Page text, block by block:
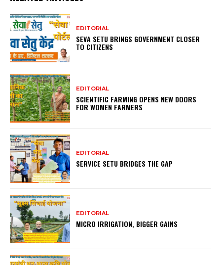
EDITORIAL
SEVA SETU BRINGS GOVERNMENT CLOSER
TO CITIZENS
EDITORIAL
SCIENTIFIC FARMING OPENS NEW DOORS
FOR WOMEN FARMERS
EDITORIAL
SERVICE SETU BRIDGES THE GAP
EDITORIAL
MICRO IRRIGATION, BIGGER GAINS